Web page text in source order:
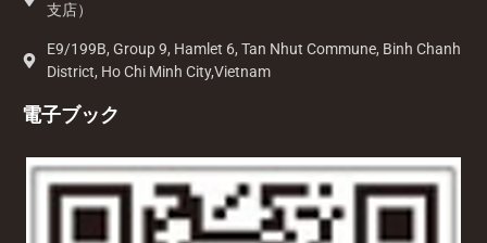
支店）
E9/199B, Group 9, Hamlet 6, Tan Nhut Commune, Binh Chanh
District, Ho Chi Minh City,Vietnam
電子ブック